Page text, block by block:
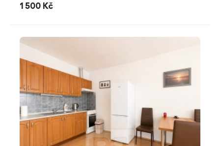
cena
1 500 Kč